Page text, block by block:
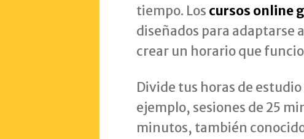
tiempo. Los cursos online
diseñados para adaptarse
crear un horario que
Divide tus horas de
ejemplo, sesiones de 25
minutos, también